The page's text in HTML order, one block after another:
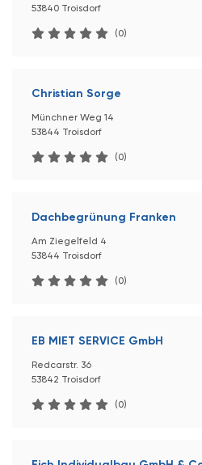
53840 Troisdorf
(0)
Christian Sorge
Münchner Weg 14
53844 Troisdorf
(0)
Dachbegrünung Franken
Am Ziegelfeld 4
53844 Troisdorf
(0)
EB MIET SERVICE GmbH
Redcarstr. 36
53842 Troisdorf
(0)